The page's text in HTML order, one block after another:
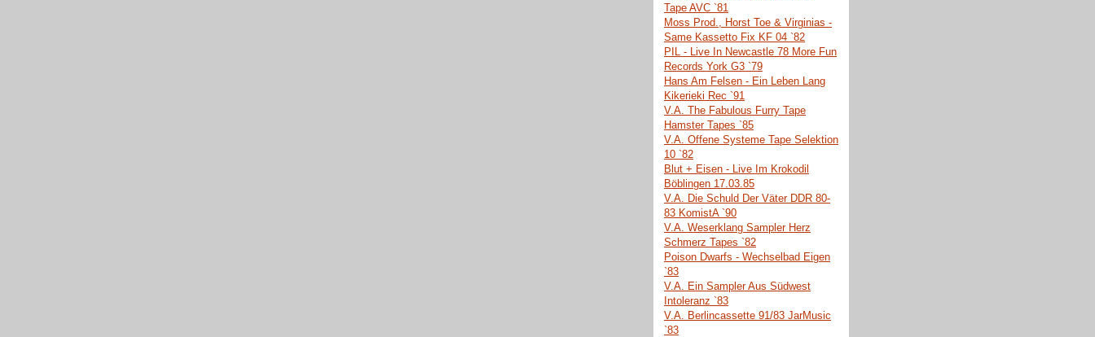
Tape AVC `81
Moss Prod., Horst Toe & Virginias -
Same Kassetto Fix KF 04 `82
PIL - Live In Newcastle 78 More Fun
Records York G3 `79
Hans Am Felsen - Ein Leben Lang
Kikerieki Rec `91
V.A. The Fabulous Furry Tape
Hamster Tapes `85
V.A. Offene Systeme Tape Selektion
10 `82
Blut + Eisen - Live Im Krokodil
Böblingen 17.03.85
V.A. Die Schuld Der Väter DDR 80-
83 KomistA `90
V.A. Weserklang Sampler Herz
Schmerz Tapes `82
Poison Dwarfs - Wechselbad Eigen
`83
V.A. Ein Sampler Aus Südwest
Intoleranz `83
V.A. Berlincassette 91/83 JarMusic
`83